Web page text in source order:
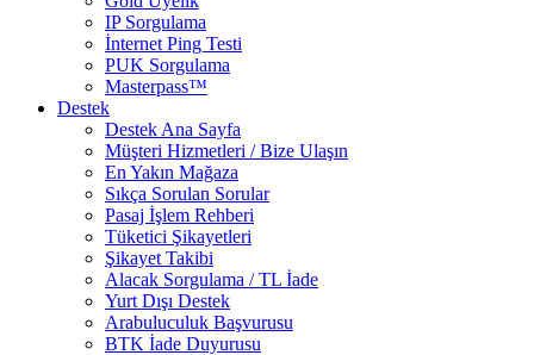
IP Sorgulama
İnternet Ping Testi
PUK Sorgulama
Masterpass™
Destek
Destek Ana Sayfa
Müşteri Hizmetleri / Bize Ulaşın
En Yakın Mağaza
Sıkça Sorulan Sorular
Pasaj İşlem Rehberi
Tüketici Şikayetleri
Şikayet Takibi
Alacak Sorgulama / TL İade
Yurt Dışı Destek
Arabuluculuk Başvurusu
BTK İade Duyurusu